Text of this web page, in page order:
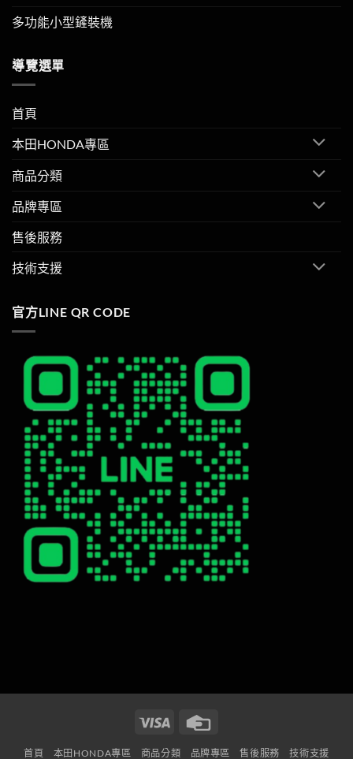
多功能小型鏟裝機
導覽選單
首頁
本田HONDA專區
商品分類
品牌專區
售後服務
技術支援
官方LINE QR CODE
Visa
首頁 本田HONDA專區 商品分類 品牌專區 售後服務 技術支援